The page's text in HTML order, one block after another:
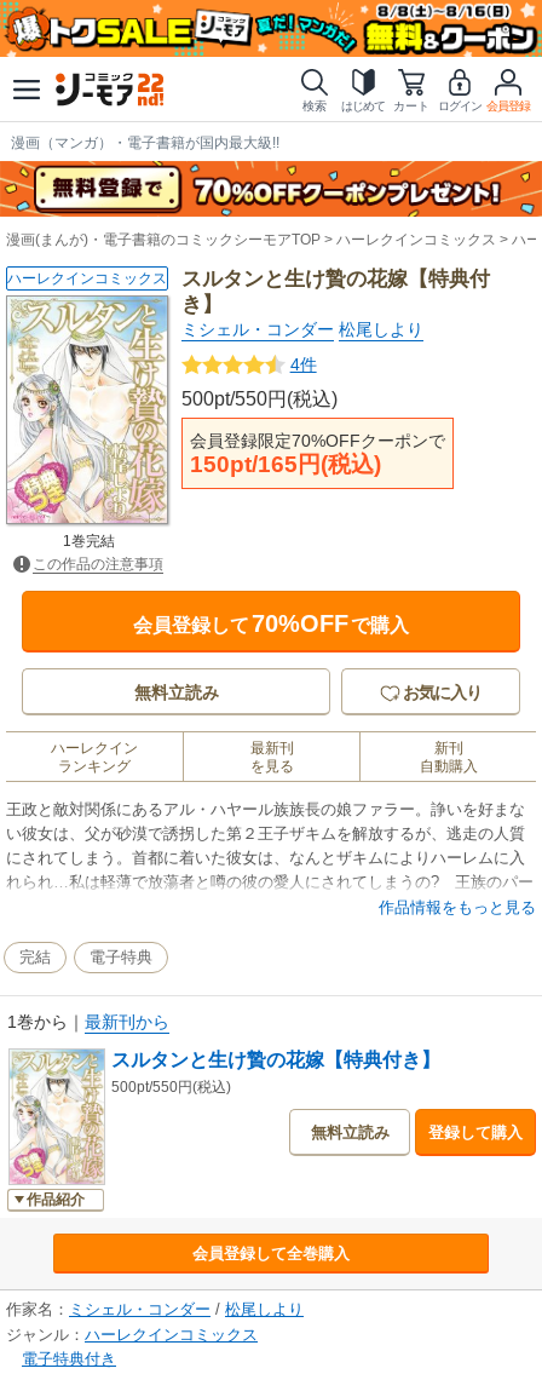
検索 はじめて カート ログイン 会員登録
漫画（マンガ）・電子書籍が国内最大級!!
漫画(まんが)・電子書籍のコミックシーモアTOP ハーレクインコミックス ハ
スルタンと生け贄の花嫁【特典付
き】
ミシェル・コンダー 松尾しより
4件
500pt/550円(税込)
会員登録限定70%OFFクーポンで
150pt/165円(税込)
ハーレクインコミックス
1巻完結
この作品の注意事項
会員登録して70%OFFで購入
無料立読み お気に入り
ハーレクイン
ランキング
最新刊
を見る
新刊
自動購入
王政と敵対関係にあるアル・ハヤール族族長の娘ファラー。諍いを好まな
い彼女は、父が砂漠で誘拐した第２王子ザキムを解放するが、逃走の人質
にされてしまう。首都に着いた彼女は、なんとザキムによりハーレムに入
れられ…私は軽薄で放蕩者と噂の彼の愛人にされてしまうの? 王族のパー
ティーで誘われたファラーは彼の意外な一面を知って心を許しはじめてい
のために愛のない結婚をするのね――。【特典：アナザー・ストーリー4
Ｐ】
作品情報をもっと見る
完結 電子特典
1巻から ｜ 最新刊から
作品紹介
スルタンと生け贄の花嫁【特典付き】
500pt/550円(税込)
無料立読み 登録して購入
会員登録して全巻購入
作家名： ミシェル・コンダー / 松尾しより
ジャンル： ハーレクインコミックス
電子特典付き